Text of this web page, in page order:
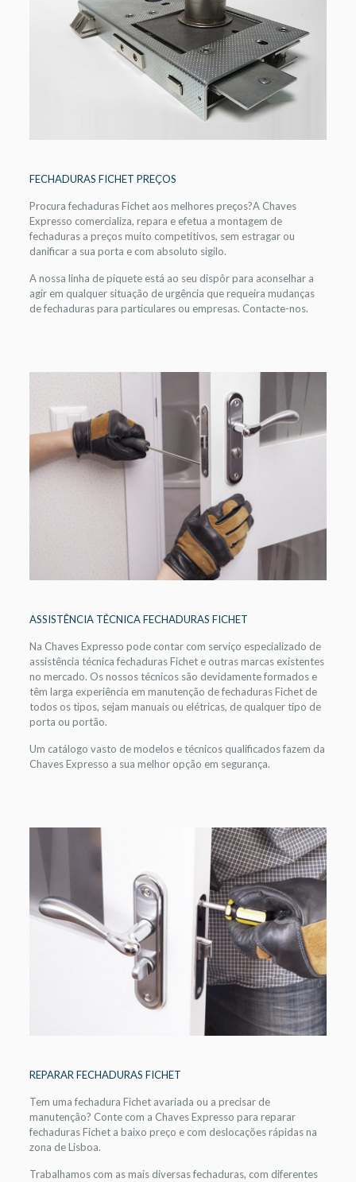
FECHADURAS FICHET PREÇOS
Procura fechaduras Fichet aos melhores preços?A Chaves
Expresso comercializa, repara e efetua a montagem de
fechaduras a preços muito competitivos, sem estragar ou
danificar a sua porta e com absoluto sigilo.
A nossa linha de piquete está ao seu dispôr para aconselhar a
agir em qualquer situação de urgência que requeira mudanças
de fechaduras para particulares ou empresas. Contacte-nos.
ASSISTÊNCIA TÉCNICA FECHADURAS FICHET
Na Chaves Expresso pode contar com serviço especializado de
assistência técnica fechaduras Fichet e outras marcas existentes
no mercado. Os nossos técnicos são devidamente formados e
têm larga experiência em manutenção de fechaduras Fichet de
todos os tipos, sejam manuais ou elétricas, de qualquer tipo de
porta ou portão.
Um catálogo vasto de modelos e técnicos qualificados fazem da
Chaves Expresso a sua melhor opção em segurança.
REPARAR FECHADURAS FICHET
Tem uma fechadura Fichet avariada ou a precisar de
manutenção? Conte com a Chaves Expresso para reparar
fechaduras Fichet a baixo preço e com deslocações rápidas na
zona de Lisboa.
Trabalhamos com as mais diversas fechaduras, com diferentes